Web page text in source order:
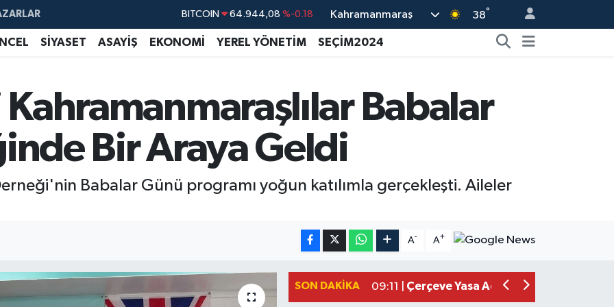
DOLAR 47,7436 %0.18
EURO 55,2510 %0.32
BİST100 13.779 %-14
64.944,08 %-0.18
Kahramanmaraş 38°
SİYASET ASAYİŞ EKONOMİ YEREL YÖNETİM SEÇİM2024
Babalar
Bir Araya Geldi
Babalar Günü programı yoğun katılımla gerçekleşti. Aileler
A- A+
SON DAKIKA
15:00 |
Kahramanmaraş'ta Kayıp Çocuk
12:28 |
Kahramanmaraş'ta Zakkum Rüzgârı!
09:11 | Çerçeve Yasa Adalet
Kahramanmaraş'taki Okul Saldırısı